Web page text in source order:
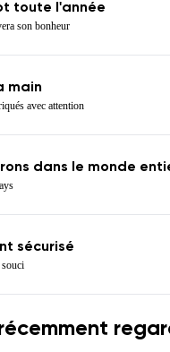
toute l'année
son bonheur
main
avec attention
dans le monde
sécurisé
souci